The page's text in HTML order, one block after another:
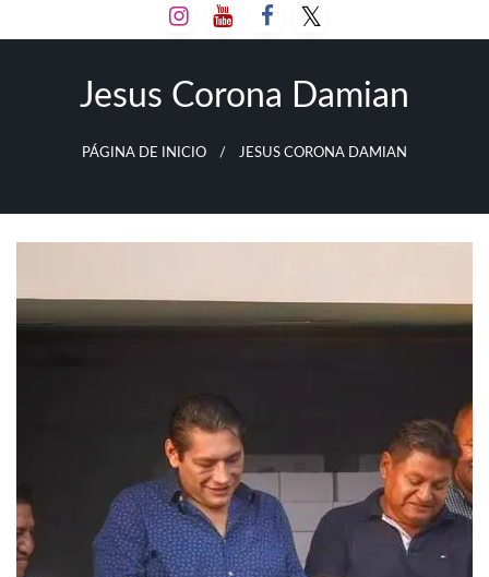
al
Jesus Corona Damian
PÁGINA DE INICIO JESUS CORONA DAMIAN